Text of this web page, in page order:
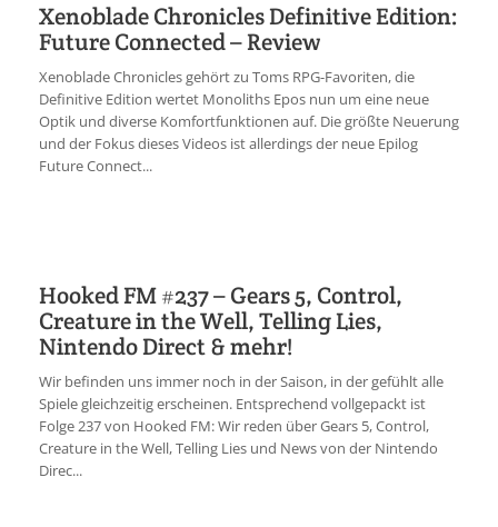
Xenoblade Chronicles Definitive Edition:
Future Connected – Review
Xenoblade Chronicles gehört zu Toms RPG-Favoriten, die
Definitive Edition wertet Monoliths Epos nun um eine neue
Optik und diverse Komfortfunktionen auf. Die größte Neuerung
und der Fokus dieses Videos ist allerdings der neue Epilog
Future Connect...
Hooked FM #237 – Gears 5, Control,
Creature in the Well, Telling Lies,
Nintendo Direct & mehr!
Wir befinden uns immer noch in der Saison, in der gefühlt alle
Spiele gleichzeitig erscheinen. Entsprechend vollgepackt ist
Folge 237 von Hooked FM: Wir reden über Gears 5, Control,
Creature in the Well, Telling Lies und News von der Nintendo
Direc...